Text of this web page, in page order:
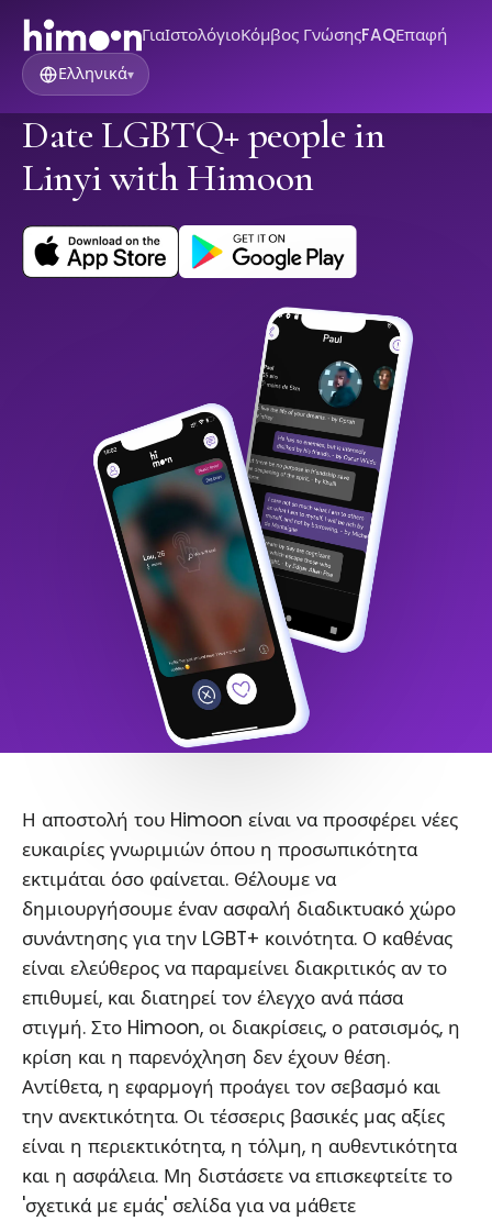
ΓιαΙστολόγιοΚόμβος ΓνώσηςFAQΕπαφή
Ελληνικά▾
Date LGBTQ+ people in
Linyi with Himoon
Η αποστολή του Himoon είναι να προσφέρει νέες
ευκαιρίες γνωριμιών όπου η προσωπικότητα
εκτιμάται όσο φαίνεται. Θέλουμε να
δημιουργήσουμε έναν ασφαλή διαδικτυακό χώρο
συνάντησης για την LGBT+ κοινότητα. Ο καθένας
είναι ελεύθερος να παραμείνει διακριτικός αν το
επιθυμεί, και διατηρεί τον έλεγχο ανά πάσα
στιγμή. Στο Himoon, οι διακρίσεις, ο ρατσισμός, η
κρίση και η παρενόχληση δεν έχουν θέση.
Αντίθετα, η εφαρμογή προάγει τον σεβασμό και
την ανεκτικότητα. Οι τέσσερις βασικές μας αξίες
είναι η περιεκτικότητα, η τόλμη, η αυθεντικότητα
και η ασφάλεια. Μη διστάσετε να επισκεφτείτε το
'σχετικά με εμάς' σελίδα για να μάθετε